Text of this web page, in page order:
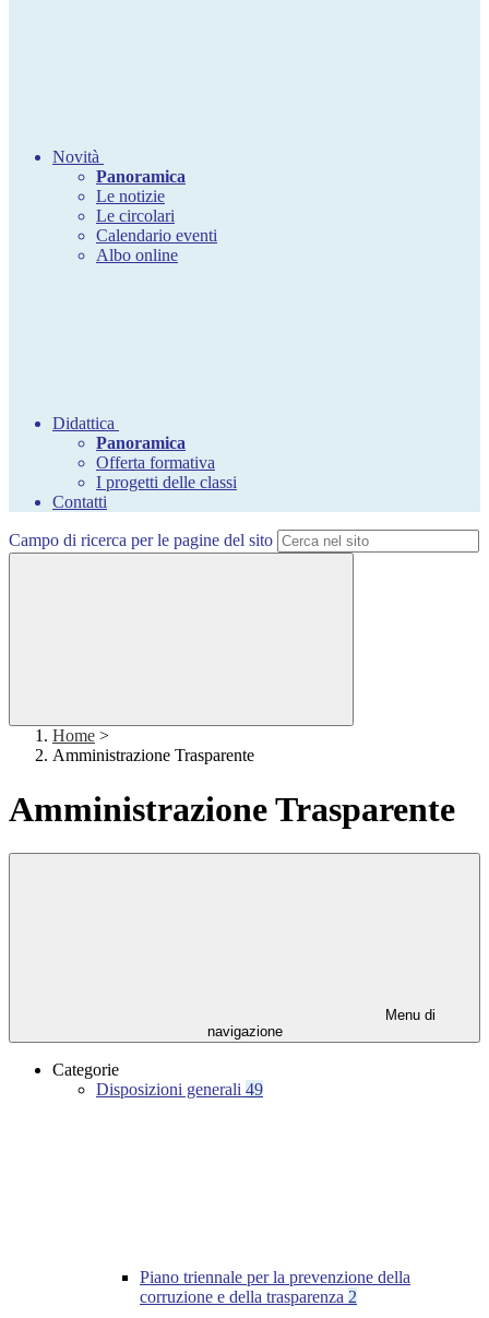
Novità
Panoramica
Le notizie
Le circolari
Calendario eventi
Albo online
Didattica
Panoramica
Offerta formativa
I progetti delle classi
Contatti
Campo di ricerca per le pagine del sito
Home >
Amministrazione Trasparente
Amministrazione Trasparente
Menu di
navigazione
Categorie
Disposizioni generali 49
Piano triennale per la prevenzione della
corruzione e della trasparenza 2